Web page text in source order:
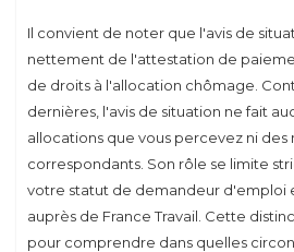
Il convient de noter que l'avis de
nettement de l'attestation de
de droits à l'allocation chômage.
dernières, l'avis de situation ne fait
allocations que vous percevez ni des
correspondants. Son rôle se limite
votre statut de demandeur d'emploi
auprès de France Travail. Cette
pour comprendre dans quelles